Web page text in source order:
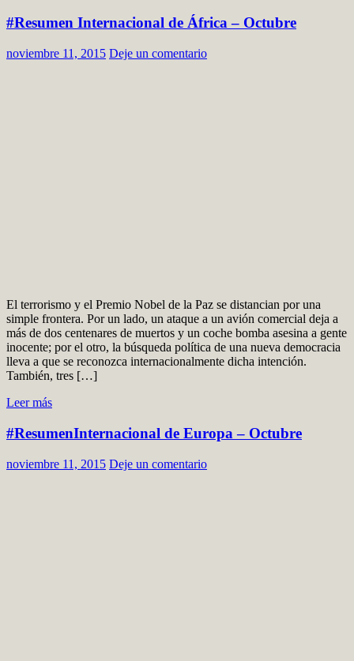
#Resumen Internacional de África – Octubre
noviembre 11, 2015 Deje un comentario
El terrorismo y el Premio Nobel de la Paz se distancian por una
simple frontera. Por un lado, un ataque a un avión comercial deja a
más de dos centenares de muertos y un coche bomba asesina a gente
inocente; por el otro, la búsqueda política de una nueva democracia
lleva a que se reconozca internacionalmente dicha intención.
También, tres […]
Leer más
#ResumenInternacional de Europa – Octubre
noviembre 11, 2015 Deje un comentario